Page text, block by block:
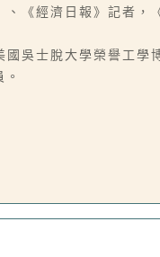
《經濟日報》記者，
吳士脫大學榮譽工學